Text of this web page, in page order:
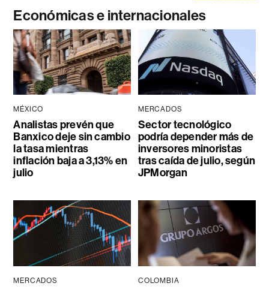
Económicas e internacionales
MÉXICO
Analistas prevén que
Banxico deje sin cambio
la tasa mientras
inflación baja a 3,13% en
julio
MERCADOS
Sector tecnológico
podría depender más de
inversores minoristas
tras caída de julio, según
JPMorgan
MERCADOS COLOMBIA